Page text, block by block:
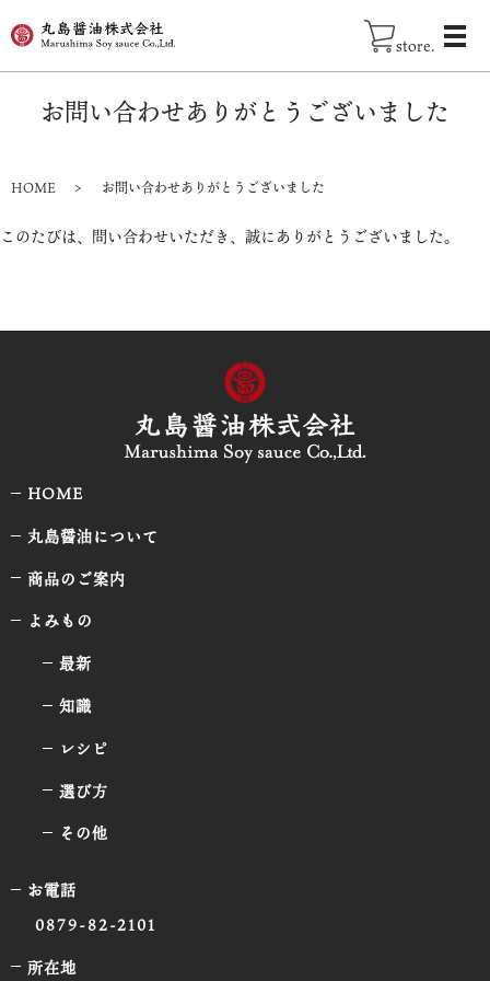
store.
お問い合わせありがとうございました
HOME お問い合わせありがとうございました
このたびは、問い合わせいただき、誠にありがとうございました。
HOME
丸島醤油について
商品のご案内
よみもの
最新
知識
レシピ
選び方
その他
お電話
0879-82-2101
所在地